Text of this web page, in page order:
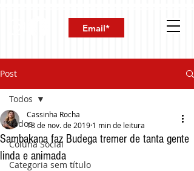
Post
Todos
Coluna Social
Categoria sem título
Todos
Sambakana faz Budega tremer de tanta gente
linda e animada
Cassinha Rocha
18 de nov. de 2019 1 min de leitura